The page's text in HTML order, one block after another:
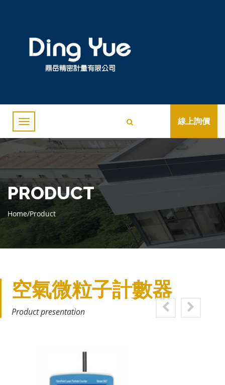
線上詢價
PRODUCT
Home/Product
空氣微粒子計數器
Product presentation